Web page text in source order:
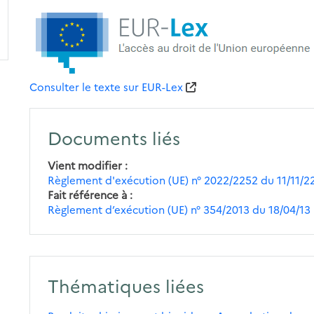
Consulter le texte sur EUR-Lex
Documents liés
Vient modifier
Règlement d'exécution (UE) n° 2022/2252 du 11/11/
Fait référence à
Règlement d’exécution (UE) n° 354/2013 du 18/04/13
Thématiques liées